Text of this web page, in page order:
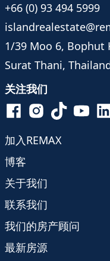
+66 (0) 93 494 5999
1/39 Moo 6, Bophut
Surat Thani,
关注我们
加入REMAX
博客
关于我们
联系我们
我们的房产顾问
最新房源